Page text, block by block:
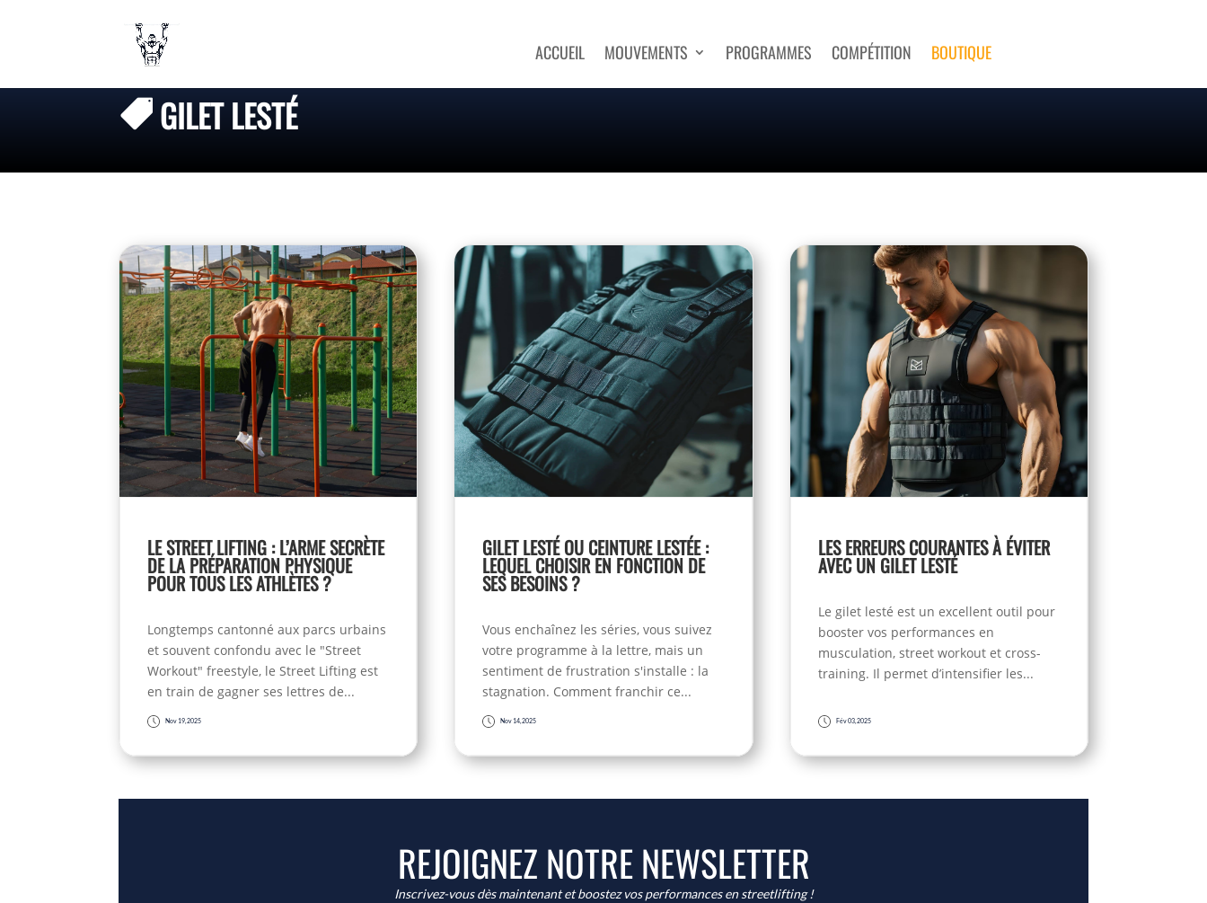
ACCUEIL MOUVEMENTS PROGRAMMES COMPÉTITION BOUTIQUE
 GILET LESTÉ
LE STREET LIFTING : L’ARME SECRÈTE
DE LA PRÉPARATION PHYSIQUE
POUR TOUS LES ATHLÈTES ?
Longtemps cantonné aux parcs urbains
et souvent confondu avec le "Street
Workout" freestyle, le Street Lifting est
en train de gagner ses lettres de...
Nov 19, 2025
GILET LESTÉ OU CEINTURE LESTÉE :
LEQUEL CHOISIR EN FONCTION DE
SES BESOINS ?
Vous enchaînez les séries, vous suivez
votre programme à la lettre, mais un
sentiment de frustration s'installe : la
stagnation. Comment franchir ce...
Nov 14, 2025
LES ERREURS COURANTES À ÉVITER
AVEC UN GILET LESTÉ
Le gilet lesté est un excellent outil pour
booster vos performances en
musculation, street workout et cross-
training. Il permet d’intensifier les...
Fév 03, 2025
REJOIGNEZ NOTRE NEWSLETTER
Inscrivez-vous dès maintenant et boostez vos performances en streetlifting !